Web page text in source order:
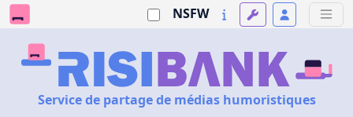
NSFW
Service de partage de médias humoristiques